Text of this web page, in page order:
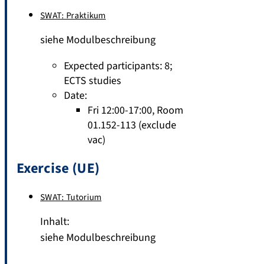
SWAT: Praktikum
siehe Modulbeschreibung
Expected participants: 8;
ECTS studies
Date:
Fri 12:00-17:00, Room
01.152-113 (exclude
vac)
Exercise (UE)
SWAT: Tutorium
Inhalt:
siehe Modulbeschreibung